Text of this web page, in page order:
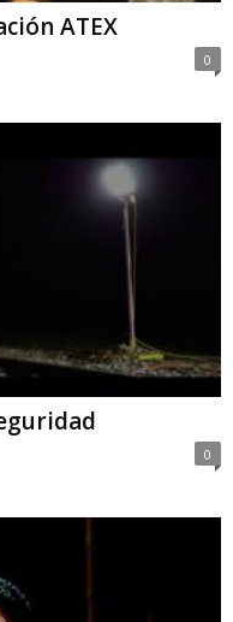
ATEX
0
0